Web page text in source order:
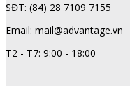
SĐT: (84) 28 7109 7155
Email: mail@advantage.vn
T2 - T7: 9:00 - 18:00